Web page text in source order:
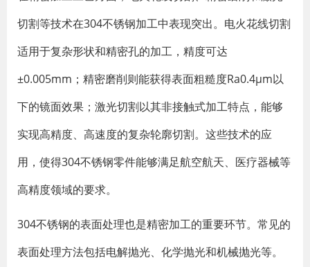
切割等技术在304不锈钢加工中表现突出。电火花线切割
适用于复杂形状和精密孔的加工，精度可达
±0.005mm；精密磨削则能获得表面粗糙度Ra0.4μm以
下的镜面效果；激光切割以其非接触式加工特点，能够
实现高精度、高速度的复杂轮廓切割。这些技术的应
用，使得304不锈钢零件能够满足航空航天、医疗器械等
高精度领域的要求。
304不锈钢的表面处理也是精密加工的重要环节。常见的
表面处理方法包括电解抛光、化学抛光和机械抛光等。